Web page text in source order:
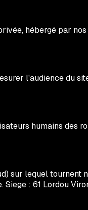
hébergé par
l'audience du
humains des
sur lequel tournent
: 61 Lordou